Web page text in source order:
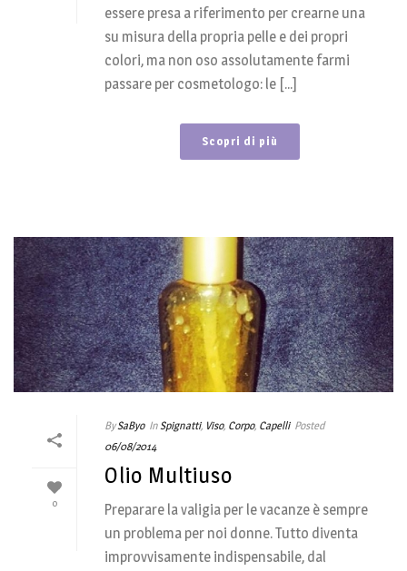
essere presa a riferimento per crearne una
su misura della propria pelle e dei propri
colori, ma non oso assolutamente farmi
passare per cosmetologo: le [...]
Scopri di più
0
BySaByo InSpignatti, Viso, Corpo, Capelli Posted
06/08/2014
Olio Multiuso
Preparare la valigia per le vacanze è sempre
un problema per noi donne. Tutto diventa
improvvisamente indispensabile, dal